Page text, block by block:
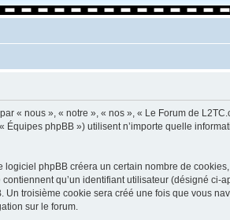
« nous », « notre », « nos », « Le Forum de
phpBB ») utilisent n’importe quelle
phpBB créera un certain nombre de
qu’un identifiant utilisateur (désigné ci-
troisième cookie sera créé une fois que vous
sur le forum.